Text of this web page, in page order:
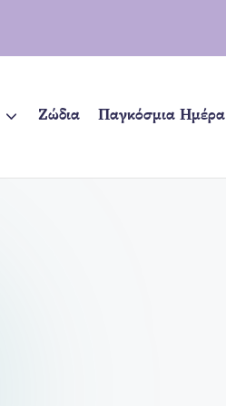
Ζώδια Παγκόσμια Ημέρα